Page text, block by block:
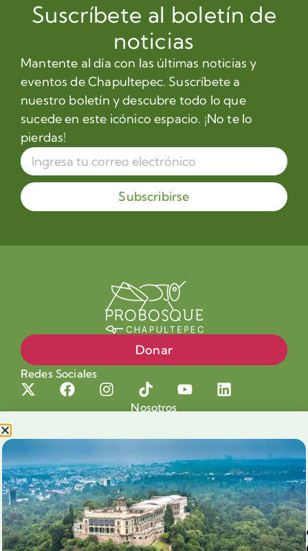
Suscríbete al boletín de
noticias
Mantente al día con las últimas noticias y
eventos de Chapultepec. Suscríbete a
nuestro boletín y descubre todo lo que
sucede en este icónico espacio. ¡No te lo
pierdas!
Subscribirse
Donar
Redes Sociales
Nosotros
Nuestra Causa
Productos con Causa
Blog
Voluntariado Chapultepec